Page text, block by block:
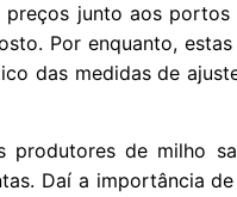
junto aos
Por enquanto,
das medidas de
produtores de milho
Daí a importância